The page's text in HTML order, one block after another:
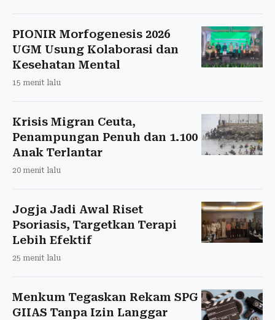
PIONIR Morfogenesis 2026
UGM Usung Kolaborasi dan
Kesehatan Mental
15 menit lalu
Krisis Migran Ceuta,
Penampungan Penuh dan 1.100
Anak Terlantar
20 menit lalu
Jogja Jadi Awal Riset
Psoriasis, Targetkan Terapi
Lebih Efektif
25 menit lalu
Menkum Tegaskan Rekam SPG
GIIAS Tanpa Izin Langgar